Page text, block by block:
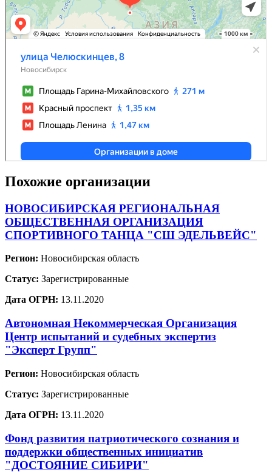
Похожие организации
НОВОСИБИРСКАЯ РЕГИОНАЛЬНАЯ
ОБЩЕСТВЕННАЯ ОРГАНИЗАЦИЯ
СПОРТИВНОГО ТАНЦА "СШ ЭДЕЛЬВЕЙС"
Регион: Новосибирская область
Статус: Зарегистрированные
Дата ОГРН: 13.11.2020
Автономная Некоммерческая Организация
Центр испытаний и судебных экспертиз
"Эксперт Групп"
Регион: Новосибирская область
Статус: Зарегистрированные
Дата ОГРН: 13.11.2020
Фонд развития патриотического сознания и
поддержки общественных инициатив
"ДОСТОЯНИЕ СИБИРИ"